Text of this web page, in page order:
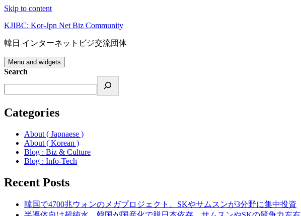
Skip to content
KJIBC: Kor-Jpn Net Biz Community
韓日 インターネットビジ交流団体
Menu and widgets
Search
Categories
About ( Japnaese )
About ( Korean )
Blog : Biz & Culture
Blog : Info-Tech
Recent Posts
韓国で4700兆ウォンのメガプロジェクト、SKやサムスンが3分野に集中投資